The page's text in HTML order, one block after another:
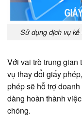
Sử dụng dịch vụ
Với vai trò trung gian
vụ thay đổi giấy
phép sẽ hỗ trợ
dàng hoàn thành
chóng.